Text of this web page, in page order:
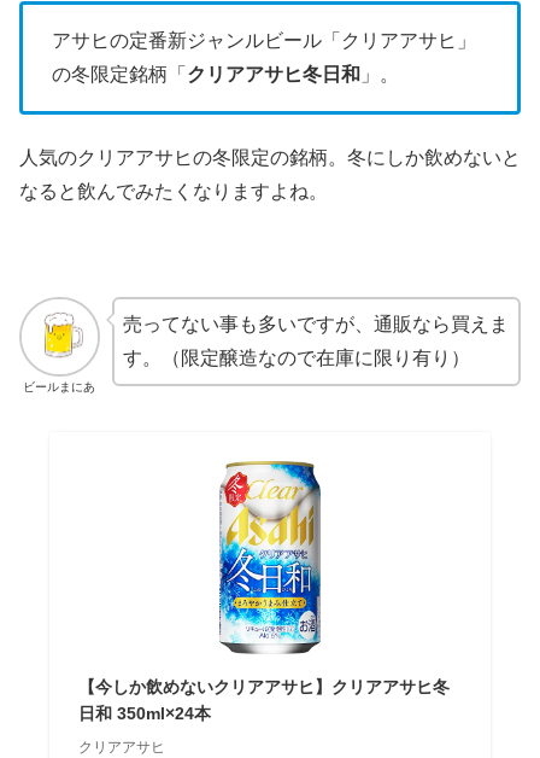
アサヒの定番新ジャンルビール「クリアアサヒ」
の冬限定銘柄「 クリアアサヒ冬日和 」。
人気のクリアアサヒの冬限定の銘柄。冬にしか飲めないと
なると飲んでみたくなりますよね。
ビールまにあ
売ってない事も多いですが、通販なら買えま
す。（限定醸造なので在庫に限り有り）
【今しか飲めないクリアアサヒ】クリアアサヒ冬
日和 350ml×24本
クリアアサヒ